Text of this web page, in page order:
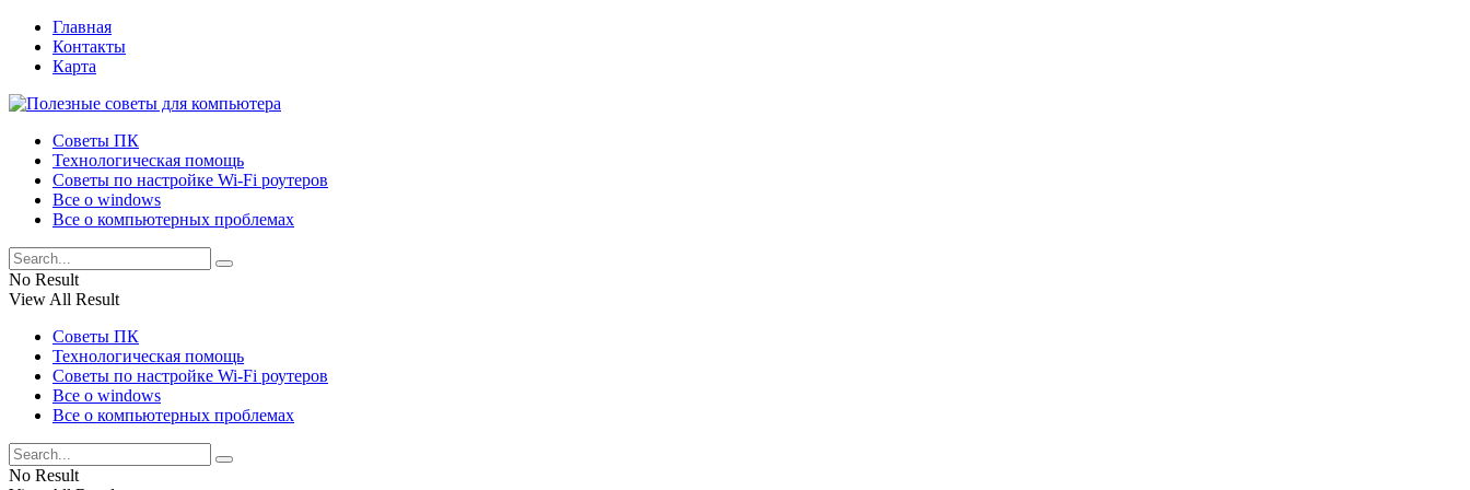
Главная
Контакты
Карта
Советы ПК
Технологическая помощь
Советы по настройке Wi-Fi роутеров
Все о windows
Все о компьютерных проблемах
No Result
View All Result
Советы ПК
Технологическая помощь
Советы по настройке Wi-Fi роутеров
Все о windows
Все о компьютерных проблемах
No Result